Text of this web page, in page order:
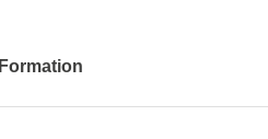
Formation